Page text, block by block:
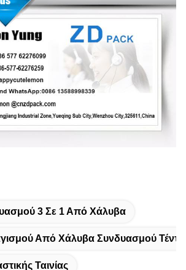
3 Σε 1 Από Χάλυβα
Από Χάλυβα Συνδυασμού
Ταινίας